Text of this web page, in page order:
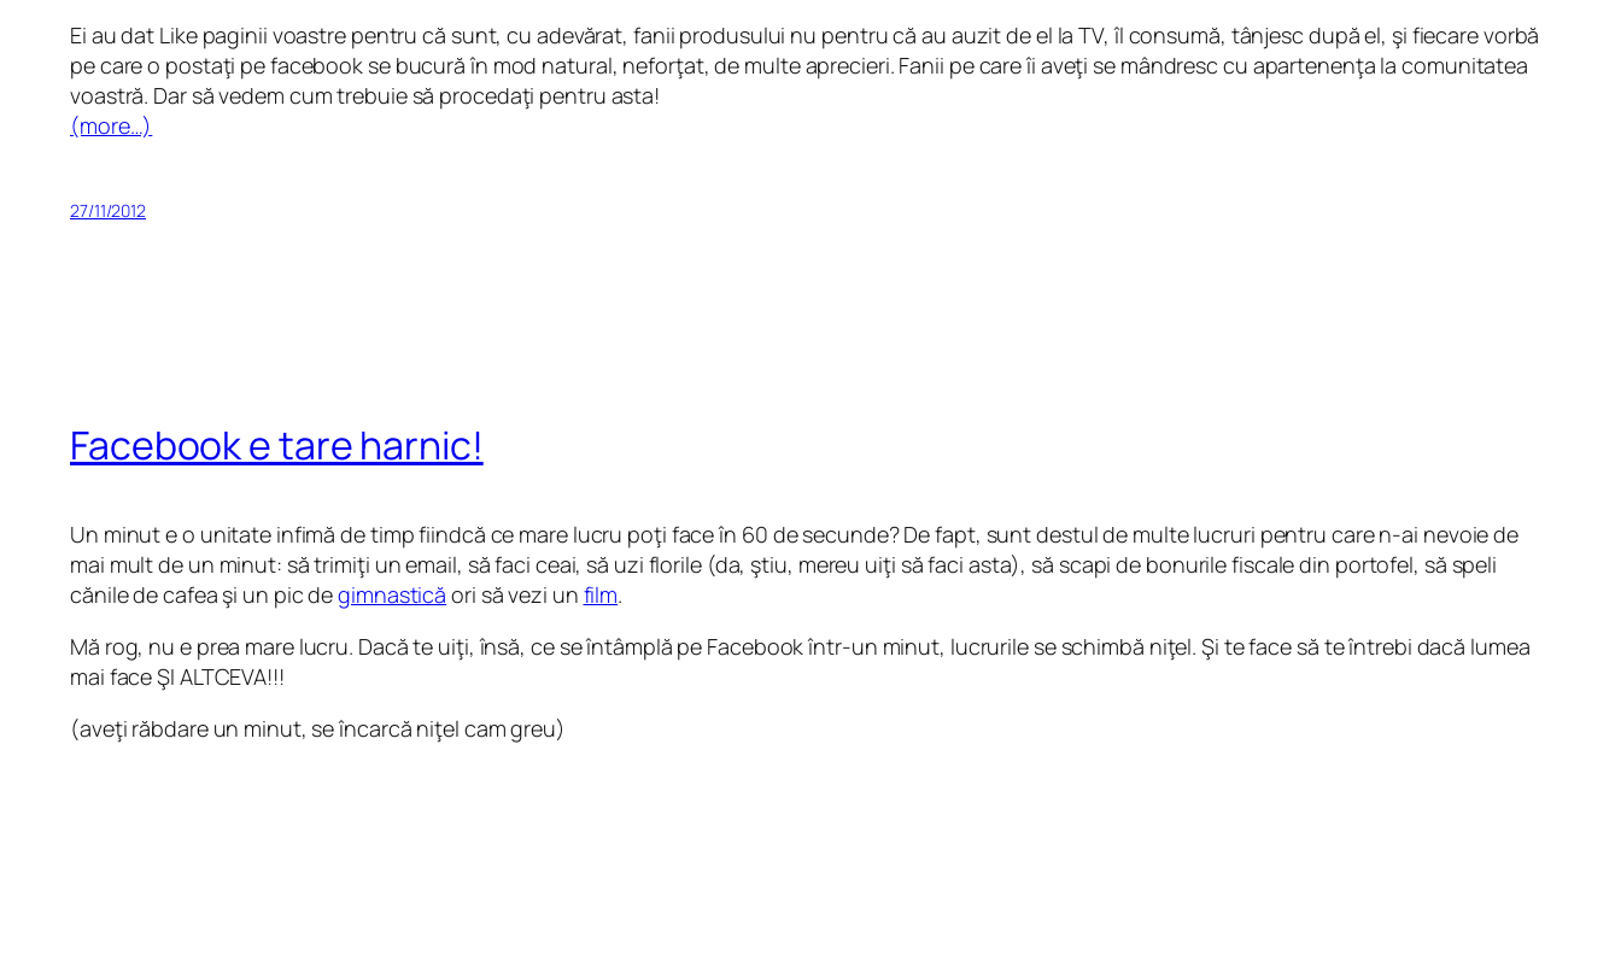
Ei au dat Like paginii voastre pentru că sunt, cu adevărat, fanii produsului nu pentru că au auzit de el la TV, îl consumă, tânjesc după el, şi fiecare vorbă
pe care o postaţi pe facebook se bucură în mod natural, neforţat, de multe aprecieri. Fanii pe care îi aveţi se mândresc cu apartenenţa la comunitatea
voastră. Dar să vedem cum trebuie să procedaţi pentru asta!
(more…)
27/11/2012
Facebook e tare harnic!
Un minut e o unitate infimă de timp fiindcă ce mare lucru poţi face în 60 de secunde? De fapt, sunt destul de multe lucruri pentru care n-ai nevoie de
mai mult de un minut: să trimiţi un email, să faci ceai, să uzi florile (da, ştiu, mereu uiţi să faci asta), să scapi de bonurile fiscale din portofel, să speli
cănile de cafea şi un pic degimnastică ori să vezi un film.
Mă rog, nu e prea mare lucru. Dacă te uiţi, însă, ce se întâmplă pe Facebook într-un minut, lucrurile se schimbă niţel. Şi te face să te întrebi dacă lumea
mai face ŞI ALTCEVA!!!
(aveţi răbdare un minut, se încarcă niţel cam greu)